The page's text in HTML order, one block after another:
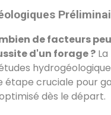
de facteurs
d'un forage ?
étape cruciale pour
dès le départ.